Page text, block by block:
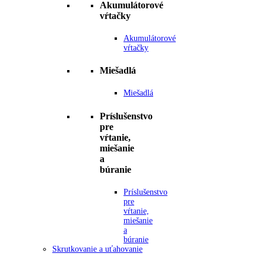
Akumulátorové
vŕtačky
Akumulátorové
vŕtačky
Miešadlá
Miešadlá
Príslušenstvo
pre
vŕtanie,
miešanie
a
búranie
Príslušenstvo
pre
vŕtanie,
miešanie
a
búranie
Skrutkovanie a uťahovanie